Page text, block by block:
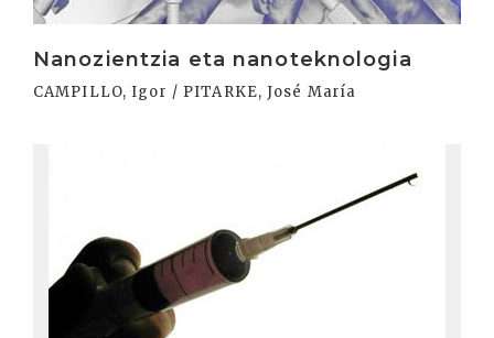
Nanozientzia eta nanoteknologia
CAMPILLO, Igor / PITARKE, José María